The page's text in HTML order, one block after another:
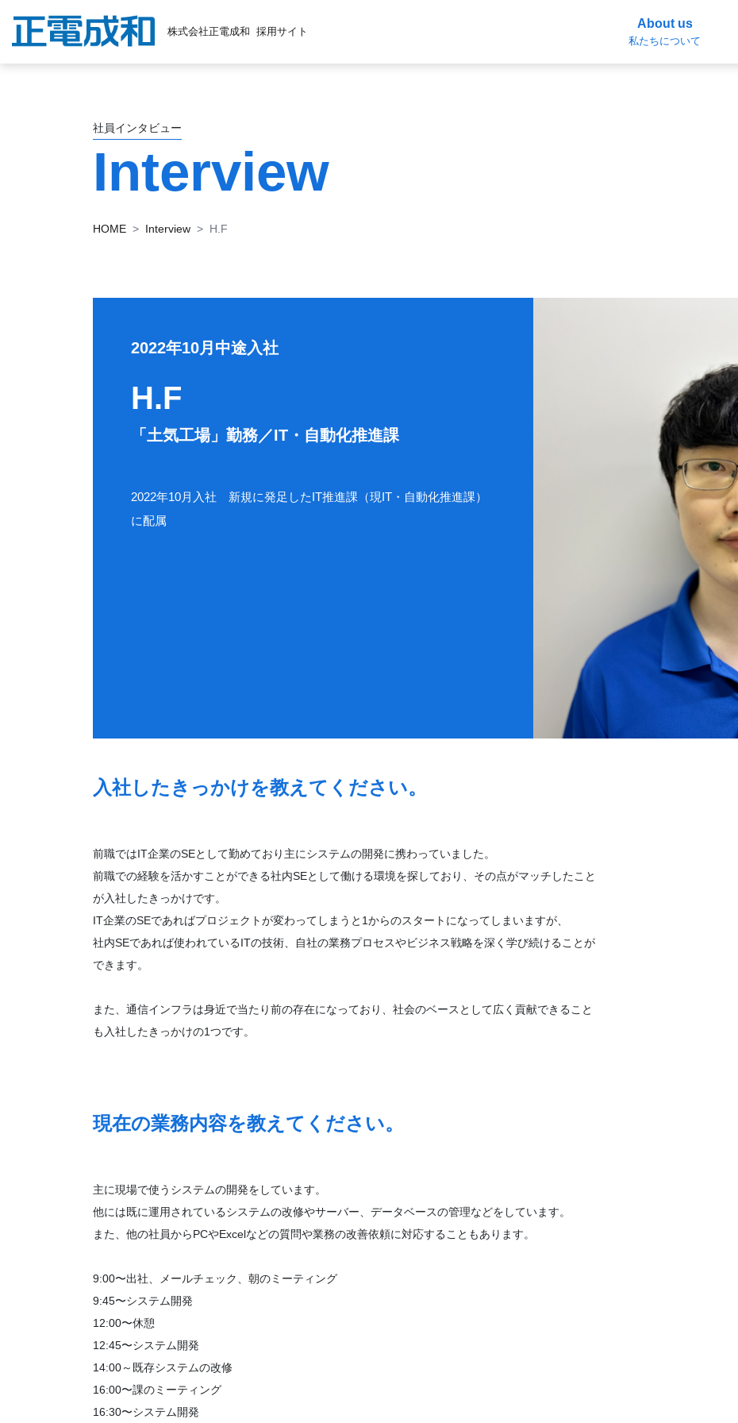
株式会社正電成和 採用サイト
About us
私たちについて
社員インタビュー
Interview
HOME Interview H.F
2022年10月中途入社
H.F
「土気工場」勤務／IT・自動化推進課
2022年10月入社 新規に発足したIT推進課（現IT・自動化推進課）
に配属
入社したきっかけを教えてください。
前職ではIT企業のSEとして勤めており主にシステムの開発に携わっていました。
前職での経験を活かすことができる社内SEとして働ける環境を探しており、その点がマッチしたこと
が入社したきっかけです。
IT企業のSEであればプロジェクトが変わってしまうと1からのスタートになってしまいますが、
社内SEであれば使われているITの技術、自社の業務プロセスやビジネス戦略を深く学び続けることが
できます。
また、通信インフラは身近で当たり前の存在になっており、社会のベースとして広く貢献できること
も入社したきっかけの1つです。
現在の業務内容を教えてください。
主に現場で使うシステムの開発をしています。
他には既に運用されているシステムの改修やサーバー、データベースの管理などをしています。
また、他の社員からPCやExcelなどの質問や業務の改善依頼に対応することもあります。
9:00〜出社、メールチェック、朝のミーティング
9:45〜システム開発
12:00〜休憩
12:45〜システム開発
14:00～既存システムの改修
16:00〜課のミーティング
16:30〜システム開発